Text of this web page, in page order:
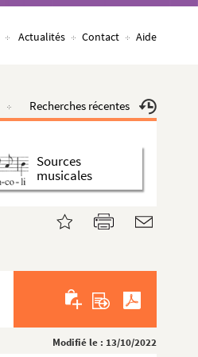
Actualités Contact Aide
Recherches récentes
Sources
musicales
Modifié le : 13/10/2022